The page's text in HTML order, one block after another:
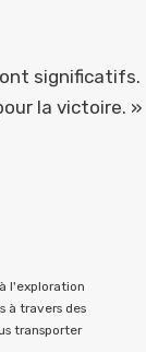
significatifs.
la victoire. »
l'exploration
à travers des
transporter